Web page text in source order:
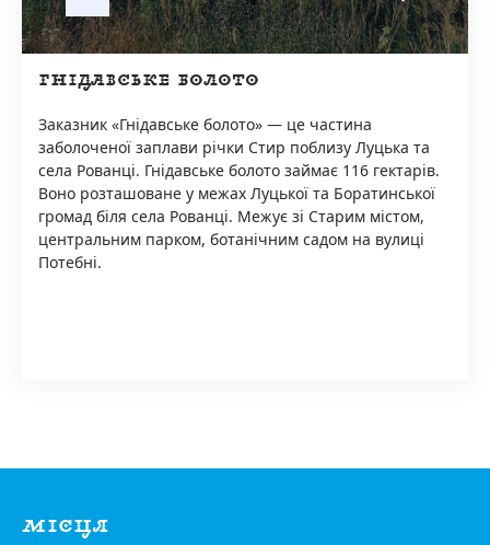
ГНІДАВСЬКЕ БОЛОТО
Заказник «Гнідавське болото» — це частина
заболоченої заплави річки Стир поблизу Луцька та
села Рованці. Гнідавське болото займає 116 гектарів.
Воно розташоване у межах Луцької та Боратинської
громад біля села Рованці. Межує зі Старим містом,
центральним парком, ботанічним садом на вулиці
Потебні.
МІСЦЯ